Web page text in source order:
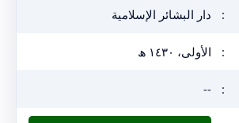
: دار البشائر الإسلامية
: الأولى، ١٤٣٠ ھ
:
--